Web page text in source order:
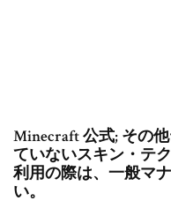
Minecraft 公式; その
ていないスキン・テ
利用の際は、一般マ
い。